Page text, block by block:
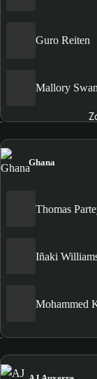
Guro Reiten
Mallory
Ghana
Thomas
Iñaki
Mohammed